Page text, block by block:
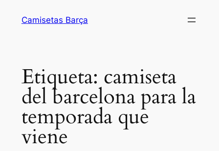
Camisetas Barça
Etiqueta: camiseta
del barcelona para la
temporada que
viene